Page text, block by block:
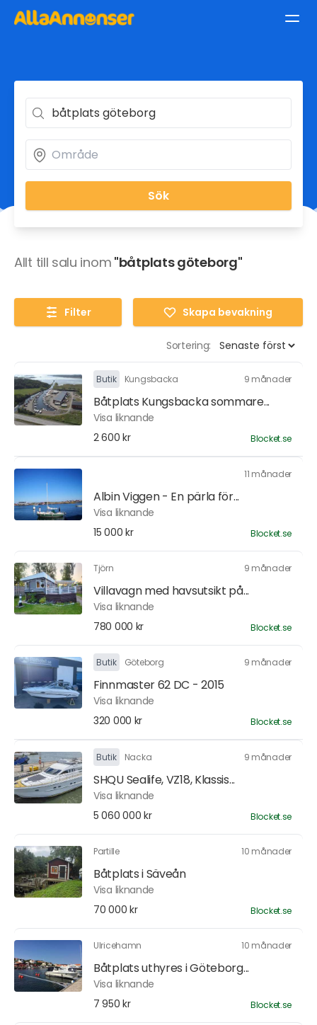
Sök
Allt till salu inom "båtplats göteborg"
Filter Skapa bevakning
Sortering:
Butik Kungsbacka 9 månader
Båtplats Kungsbacka sommare...
Visa liknande
2 600 kr
Blocket.se
11 månader
Albin Viggen - En pärla för...
Visa liknande
15 000 kr
Blocket.se
Tjörn 9 månader
Villavagn med havsutsikt på...
Visa liknande
780 000 kr
Blocket.se
Butik Göteborg 9 månader
Finnmaster 62 DC - 2015
Visa liknande
320 000 kr
Blocket.se
Butik Nacka 9 månader
SHQU Sealife, VZ18, Klassis...
Visa liknande
5 060 000 kr
Blocket.se
Partille 10 månader
Båtplats i Säveån
Visa liknande
70 000 kr
Blocket.se
Ulricehamn 10 månader
Båtplats uthyres i Göteborg...
Visa liknande
7 950 kr
Blocket.se